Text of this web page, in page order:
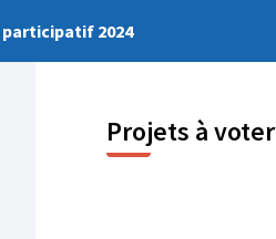
2024
Projets à voter